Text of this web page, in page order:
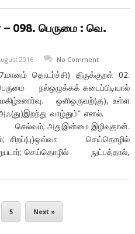
– 098. பெருமை : வெ.
2016 No Comment
தொடர்ச்சி) திருக்குறள் 02.
நல்ஒழுக்கக் கடைப்பிடியால்
ஒளிஒருவற்(கு), உள்ள
வாழ்தும்” எனல்.
செல்வம்; அதுஇன்மை இழிவுதான்.
சிறப்(பு)ஒவ்வா செய்தொழில்
செய்தொழில் நுட்பத்தால்,
5 Next »